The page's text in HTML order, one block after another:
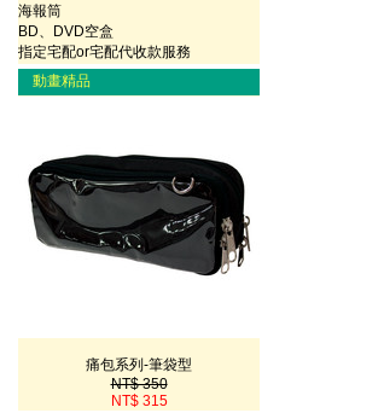
海報筒
BD、DVD空盒
指定宅配or宅配代收款服務
動畫精品
痛包系列-筆袋型
NT$ 350
NT$ 315